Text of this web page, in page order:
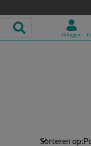
Inloggen
Sorteren op: